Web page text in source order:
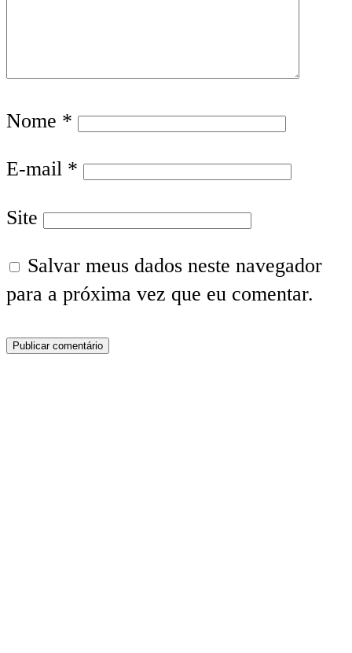
Nome *
E-mail *
Site
Salvar meus dados neste navegador
para a próxima vez que eu comentar.